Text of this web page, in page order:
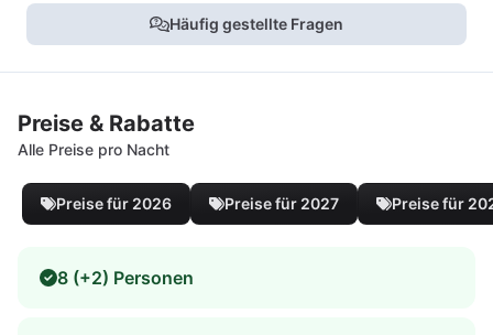
Häufig gestellte Fragen
Preise & Rabatte
Alle Preise pro Nacht
Preise für 2026 Preise für 2027 Preise für
8 (+2) Personen